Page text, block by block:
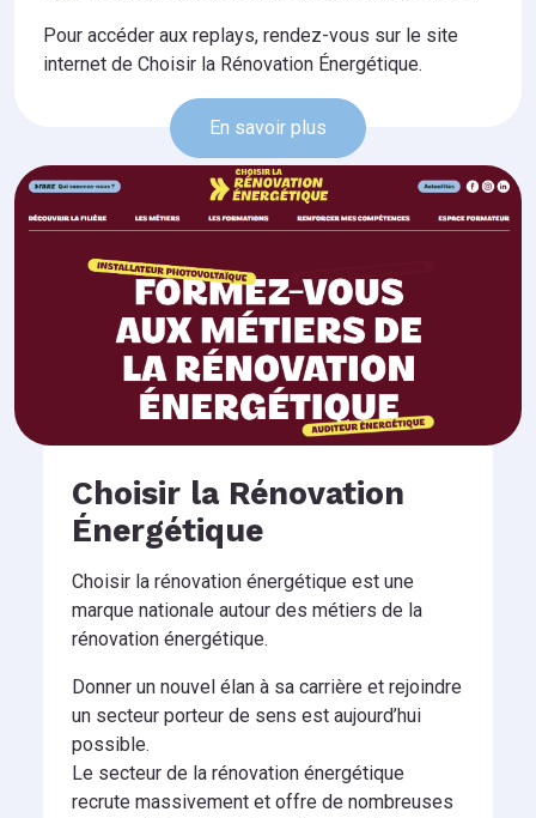
Pour accéder aux replays, rendez-vous sur le site
internet de Choisir la Rénovation Énergétique.
En savoir plus
Choisir la Rénovation
Énergétique
Choisir la rénovation énergétique est une
marque nationale autour des métiers de la
rénovation énergétique.
Donner un nouvel élan à sa carrière et rejoindre
un secteur porteur de sens est aujourd’hui
possible.
Le secteur de la rénovation énergétique
recrute massivement et offre de nombreuses